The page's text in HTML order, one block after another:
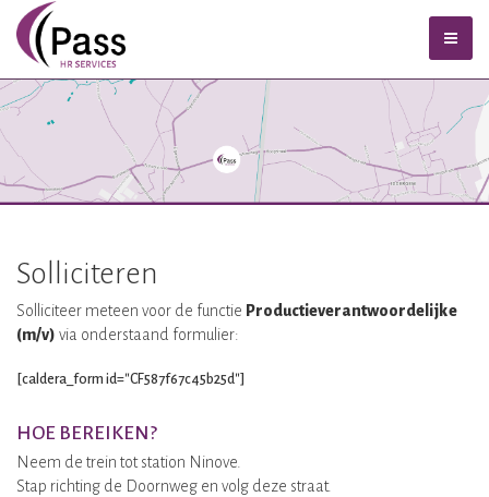
Solliciteren
Solliciteer meteen voor de functie Productieverantwoordelijke
(m/v) via onderstaand formulier:
[caldera_form id="CF587f67c45b25d"]
HOE BEREIKEN?
Neem de trein tot station Ninove.
Stap richting de Doornweg en volg deze straat.